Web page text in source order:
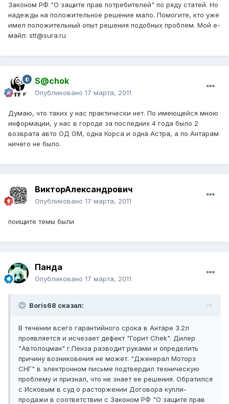
Законом РФ "О защите прав потребителей" по ряду статей. Но
надежды на положительное решение мало. Помогите, кто уже
имел положительный опыт решения подобных проблем. Мой е-
майл: stt@sura.ru
S@chok
Опубликовано 17 марта, 2011
Думаю, что таких у нас практически нет. По имеющейся мною
информации, у нас в городе за последних 4 года было 2
возврата авто ОД GM, одна Корса и одна Астра, а по Антарам
ничего не было.
ВикторАлександрович
Опубликовано 17 марта, 2011
поищите темы были
Панда
Опубликовано 17 марта, 2011
Boris68 сказал:
В течении всего гарантийного срока в Антаре 3.2л
проявляется и исчезает дефект "Горит Chek". Дилер
"Автолоцман" г.Пенза разводит руками и определить
причину возниковения не может. "Дженерал Моторз
СНГ" в электронном письме подтвердил техническую
проблему и признал, что не знает ее решения. Обратился
с Исковым в суд о расторжении Договора купли-
продажи в соответствии с Законом РФ "О защите прав